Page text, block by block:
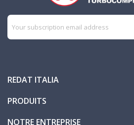
REDAT ITALIA
PRODUITS
NOTRE ENTREPRISE